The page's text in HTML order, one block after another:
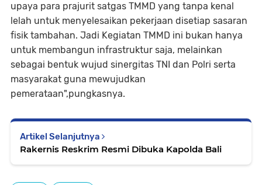
upaya para prajurit satgas TMMD yang tanpa kenal
lelah untuk menyelesaikan pekerjaan disetiap sasaran
fisik tambahan. Jadi Kegiatan TMMD ini bukan hanya
untuk membangun infrastruktur saja, melainkan
sebagai bentuk wujud sinergitas TNI dan Polri serta
masyarakat guna mewujudkan
pemerataan",pungkasnya.
Artikel Selanjutnya
Rakernis Reskrim Resmi Dibuka Kapolda Bali